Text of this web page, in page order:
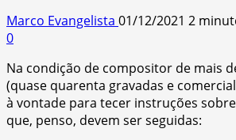
Marco Evangelista 01/12/2021 2
0
Na condição de compositor de mais
(quase quarenta gravadas e
à vontade para tecer instruções
que, penso, devem ser seguidas: